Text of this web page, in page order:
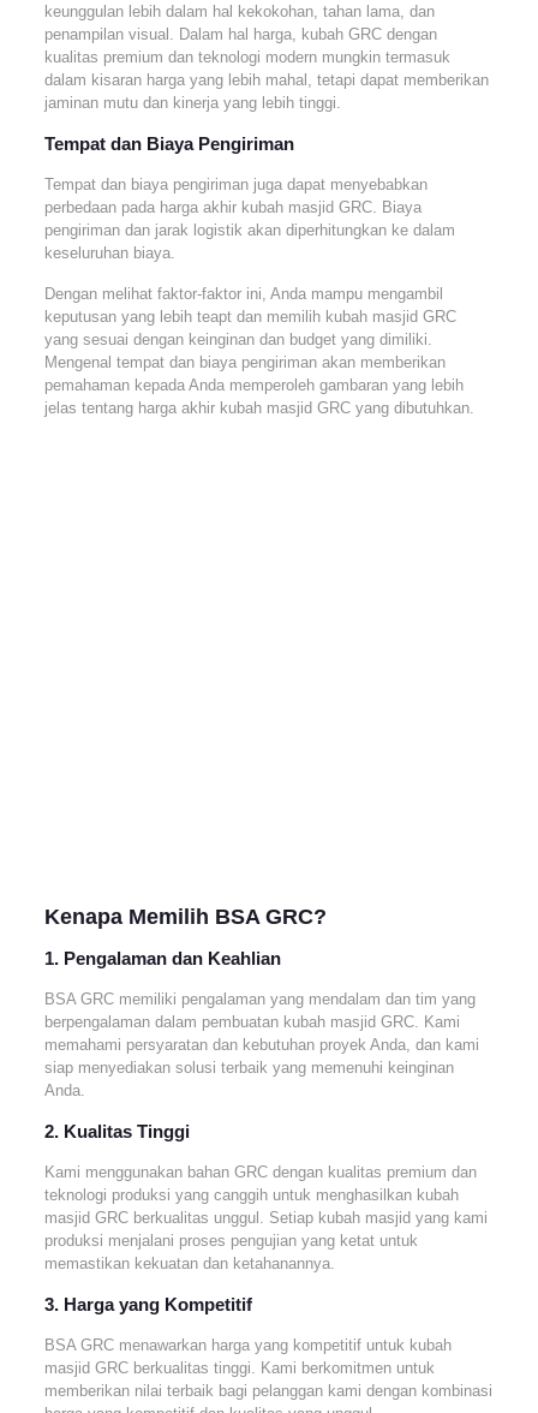
keunggulan lebih dalam hal kekokohan, tahan lama, dan
penampilan visual. Dalam hal harga, kubah GRC dengan
kualitas premium dan teknologi modern mungkin termasuk
dalam kisaran harga yang lebih mahal, tetapi dapat memberikan
jaminan mutu dan kinerja yang lebih tinggi.
Tempat dan Biaya Pengiriman
Tempat dan biaya pengiriman juga dapat menyebabkan
perbedaan pada harga akhir kubah masjid GRC. Biaya
pengiriman dan jarak logistik akan diperhitungkan ke dalam
keseluruhan biaya.
Dengan melihat faktor-faktor ini, Anda mampu mengambil
keputusan yang lebih teapt dan memilih kubah masjid GRC
yang sesuai dengan keinginan dan budget yang dimiliki.
Mengenal tempat dan biaya pengiriman akan memberikan
pemahaman kepada Anda memperoleh gambaran yang lebih
jelas tentang harga akhir kubah masjid GRC yang dibutuhkan.
Kenapa Memilih BSA GRC?
1. Pengalaman dan Keahlian
BSA GRC memiliki pengalaman yang mendalam dan tim yang
berpengalaman dalam pembuatan kubah masjid GRC. Kami
memahami persyaratan dan kebutuhan proyek Anda, dan kami
siap menyediakan solusi terbaik yang memenuhi keinginan
Anda.
2. Kualitas Tinggi
Kami menggunakan bahan GRC dengan kualitas premium dan
teknologi produksi yang canggih untuk menghasilkan kubah
masjid GRC berkualitas unggul. Setiap kubah masjid yang kami
produksi menjalani proses pengujian yang ketat untuk
memastikan kekuatan dan ketahanannya.
3. Harga yang Kompetitif
BSA GRC menawarkan harga yang kompetitif untuk kubah
masjid GRC berkualitas tinggi. Kami berkomitmen untuk
memberikan nilai terbaik bagi pelanggan kami dengan kombinasi